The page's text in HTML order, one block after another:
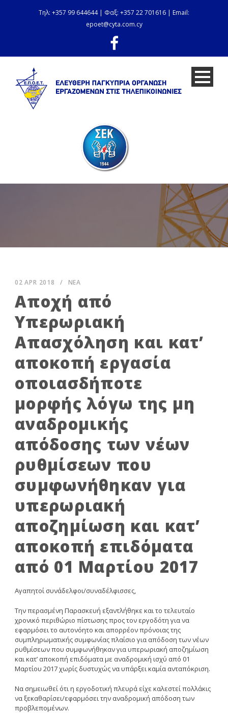
Τηλ: +357 99 644644 | Φαξ: +357 22 701616 | Email:
epoet@cyta.com.cy
02 APR 2018 / ΝΕΑ
Αποχή από
Υπερωριακή
Απασχόληση και κατ’
αποκοπή εργασία
οποιασδήποτε
μορφής λόγω της μη
αναδρομικής
απόδοσης των νέων
ρυθμίσεων που
συμφωνήθηκαν για
υπερωριακή
αποζημίωση και κατ’
αποκοπή επιδόματα
από 01 Μαρτίου 2017
Αγαπητοί συνάδελφοι/συναδέλφισσες,
Την περασμένη Παρασκευή εξαντλήθηκε και το τελευταίο
χρονικό περιθώριο πίστωσης προς τον εργοδότη για να
εφαρμόσει το αυτονόητο και απορρέον πρόνοιας της
συμπληρωματικής συμφωνίας πλαίσιο για απόδοση των νέων
ρυθμίσεων που συμφωνήθηκαν για υπερωριακή αποζημίωση
και κατ’ αποκοπή επιδόματα με αναδρομική ισχύ από 01
Μαρτίου 2017 χωρίς δυστυχώς να υπάρξει καμία ανταπόκριση.
Να σημειωθεί ότι η εργοδοτική πλευρά είχε καλεστεί πολλάκις
να ξεκαθαρίσει/εφαρμόσει την αναδρομική απόδοση των
προβλεπομένων.